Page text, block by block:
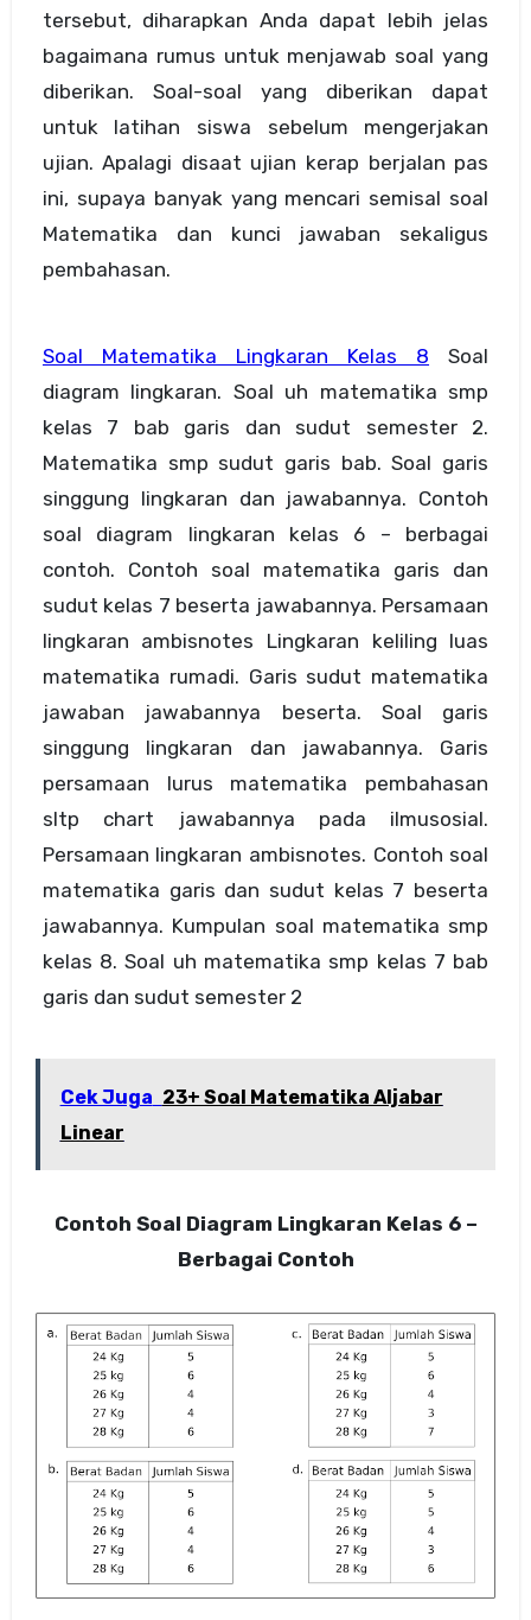
tersebut, diharapkan Anda dapat lebih jelas
bagaimana rumus untuk menjawab soal yang
diberikan. Soal-soal yang diberikan dapat
untuk latihan siswa sebelum mengerjakan
ujian. Apalagi disaat ujian kerap berjalan pas
ini, supaya banyak yang mencari semisal soal
Matematika dan kunci jawaban sekaligus
pembahasan.
Soal Matematika Lingkaran Kelas 8 Soal
diagram lingkaran. Soal uh matematika smp
kelas 7 bab garis dan sudut semester 2.
Matematika smp sudut garis bab. Soal garis
singgung lingkaran dan jawabannya. Contoh
soal diagram lingkaran kelas 6 – berbagai
contoh. Contoh soal matematika garis dan
sudut kelas 7 beserta jawabannya. Persamaan
lingkaran ambisnotes Lingkaran keliling luas
matematika rumadi. Garis sudut matematika
jawaban jawabannya beserta. Soal garis
singgung lingkaran dan jawabannya. Garis
persamaan lurus matematika pembahasan
sltp chart jawabannya pada ilmusosial.
Persamaan lingkaran ambisnotes. Contoh soal
matematika garis dan sudut kelas 7 beserta
jawabannya. Kumpulan soal matematika smp
kelas 8. Soal uh matematika smp kelas 7 bab
garis dan sudut semester 2
Cek Juga 23+ Soal Matematika Aljabar
Linear
Contoh Soal Diagram Lingkaran Kelas 6 –
Berbagai Contoh